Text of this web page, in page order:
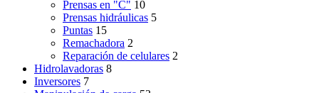
Prensas en "C" 10
Prensas hidráulicas 5
Puntas 15
Remachadora 2
Reparación de celulares 2
Hidrolavadoras 8
Inversores 7